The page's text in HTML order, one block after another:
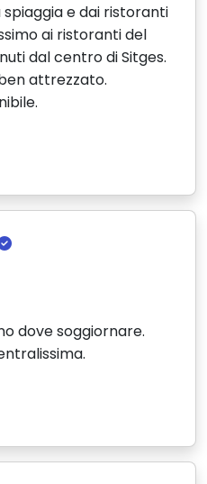
spiaggia e dai ristoranti
ai ristoranti del
dal centro di Sitges.
attrezzato.
dove soggiornare.